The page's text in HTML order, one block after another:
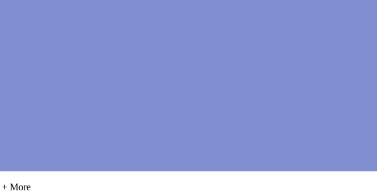
+ More